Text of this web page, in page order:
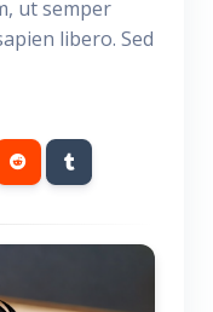
ut semper
libero. Sed